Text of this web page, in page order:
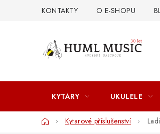
KONTAKTY O E-SHOPU
KYTARY UKULELE
DomůKytarové příslušenství